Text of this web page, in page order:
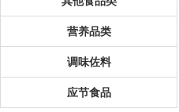
营养品类
调味佐料
应节食品